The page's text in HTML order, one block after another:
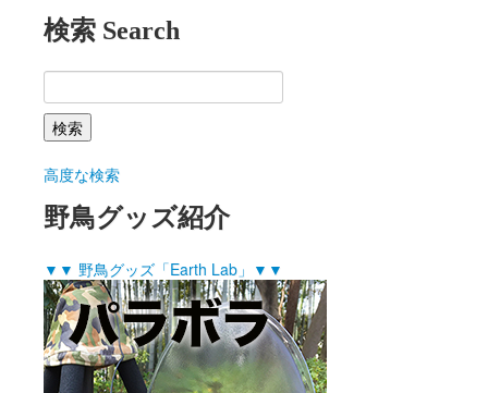
検索 Search
高度な検索
野鳥グッズ紹介
▼▼ 野鳥グッズ「Earth Lab」▼▼